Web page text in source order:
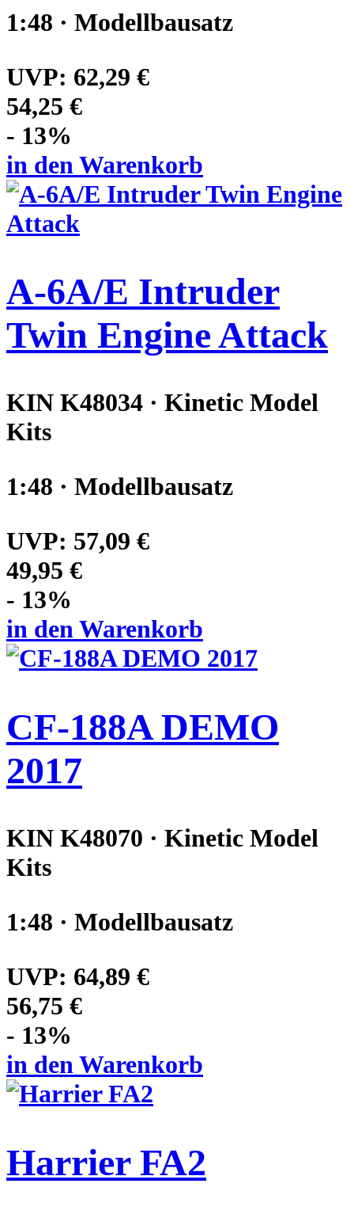
1:48 · Modellbausatz
UVP: 62,29 €
54,25 €
- 13%
in den Warenkorb
A-6A/E Intruder
Twin Engine Attack
KIN K48034 · Kinetic Model
Kits
1:48 · Modellbausatz
UVP: 57,09 €
49,95 €
- 13%
in den Warenkorb
CF-188A DEMO
2017
KIN K48070 · Kinetic Model
Kits
1:48 · Modellbausatz
UVP: 64,89 €
56,75 €
- 13%
in den Warenkorb
Harrier FA2